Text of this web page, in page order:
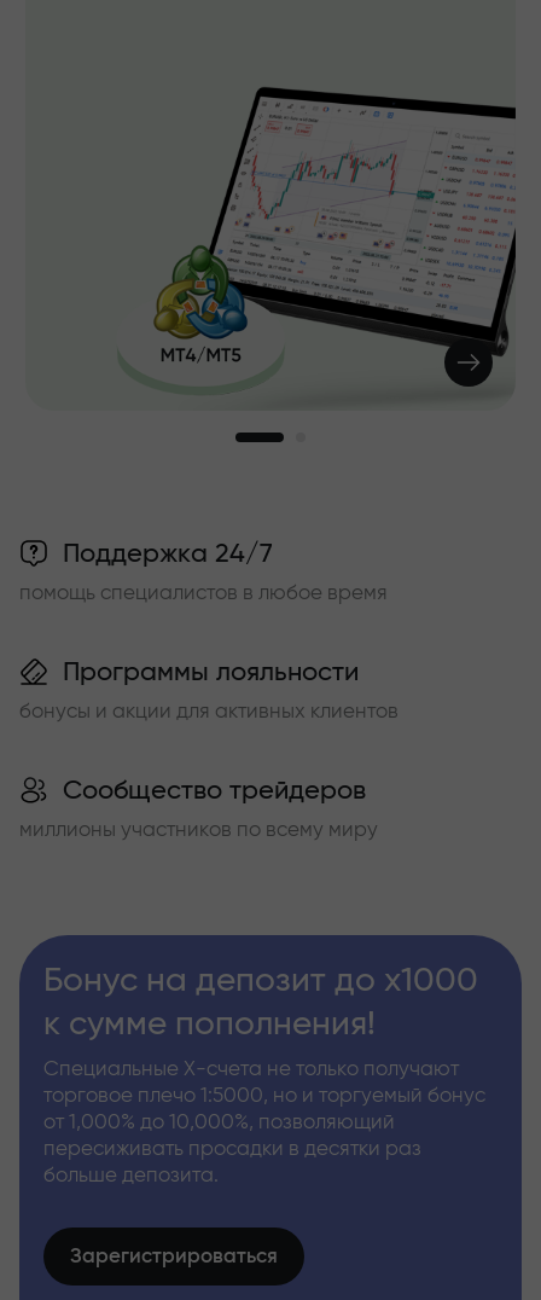
Поддержка 24/7
помощь специалистов в любое время
Программы лояльности
бонусы и акции для активных клиентов
Сообщество трейдеров
миллионы участников по всему миру
Бонус на депозит до х1000
к сумме пополнения!
Специальные Х-счета не только получают
торговое плечо 1:5000, но и торгуемый бонус
от 1,000% до 10,000%, позволяющий
пересиживать просадки в десятки раз
больше депозита.
Зарегистрироваться